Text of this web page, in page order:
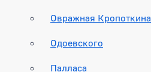
Овражная Кропоткина
Одоевского
Палласа